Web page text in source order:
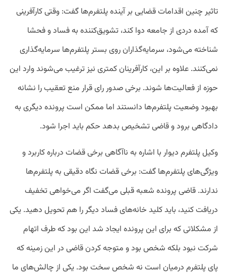
تاثیر چنین اقدامات قضایی بر آینده پلتفرم‌ها گفت: وقتی کارآفرینی
که آمده دردی از جامعه دوا کند، تشویق‌کننده به فساد و فحشا
شناخته می‌شود، سرمایه‌گذاران روی بستر پلتفرم‌ها سرمایه‌گذاری
نمی‌کنند. علاوه بر این، کارآفرینان کمتری نیز ترغیب می‌شوند وارد این
حوزه از فعالیت‌ها شوند. برخی صدور رای قرار منع تعقیب را نشانه
بهبود وضعیت پلتفرم‌ها دانستند اما ممکن است پرونده دیگری به
دادگاهی برود و قاضی تشخیص بدهد حکم باید اجرا شود.
وکیل پلتفرم دیوار با اشاره به ناآگاهی برخی قضات درباره کاربرد و
ویژگی‌های پلتفرم‌ها گفت: برخی قضات نگاه دقیقی به پلتفرم‌ها
ندارند. قاضی پرونده شعبه قبلی می‌گفت اگر می‌خواهی تخفیف
دریافت کنید، باید کلید خانه‌های فساد دیگر را هم تحویل دهید. یکی
از مشکلاتی که برای این پرونده ایجاد شد این بود که طرف اتهام
شرکت نبود بلکه شخص بود و متوجه کردن قاضی در این زمینه که
پای پلتفرم درمیان است نه شخص سخت بود. یکی از چالش‌های ما